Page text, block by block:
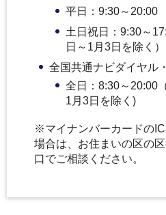
平日：9:30～20:00
土日祝日：9:30～
日～1月3日を除く）
全国共通ナビダイヤル
全日：8:30～20:00
1月3日を除く)
※マイナンバーカードの
場合は、お住まいの区の
口でご相談ください。